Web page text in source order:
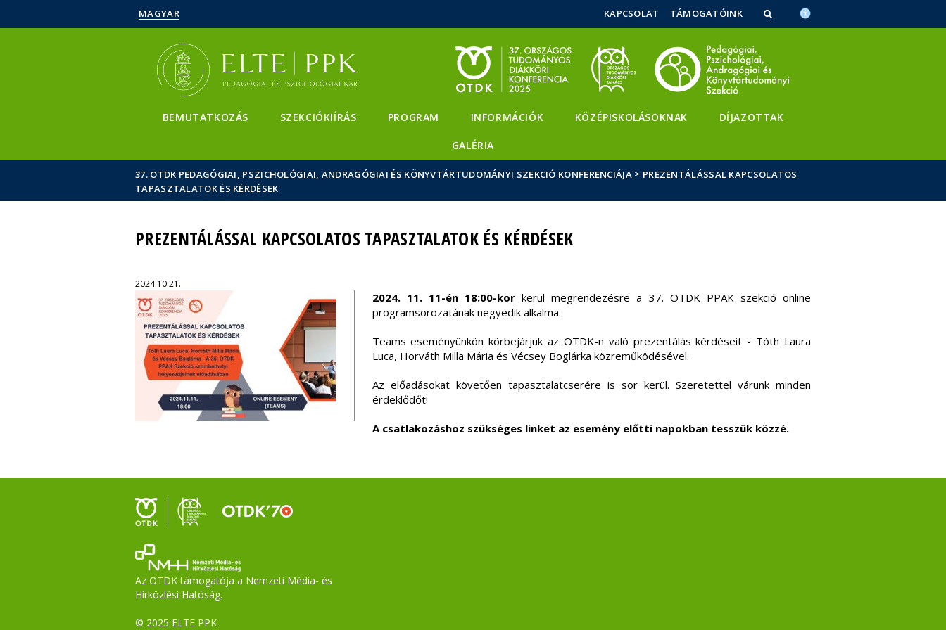
sajtóban
MAGYAR KAPCSOLAT TÁMOGATÓINK
BEMUTATKOZÁS SZEKCIÓKIÍRÁS PROGRAM INFORMÁCIÓK KÖZÉPISKOLÁSOKNAK DÍJAZOTTAK
GALÉRIA
37. OTDK PEDAGÓGIAI, PSZICHOLÓGIAI, ANDRAGÓGIAI ÉS KÖNYVTÁRTUDOMÁNYI SZEKCIÓ KONFERENCIÁJA > PREZENTÁLÁSSAL KAPCSOLATOS
TAPASZTALATOK ÉS KÉRDÉSEK
PREZENTÁLÁSSAL KAPCSOLATOS TAPASZTALATOK ÉS KÉRDÉSEK
2024.10.21.
2024. 11. 11-én 18:00-kor kerül megrendezésre a 37. OTDK PPAK szekció online
programsorozatának negyedik alkalma.
Teams eseményünkön körbejárjuk az OTDK-n való prezentálás kérdéseit - Tóth Laura
Luca, Horváth Milla Mária és Vécsey Boglárka közreműködésével.
Az előadásokat követően tapasztalatcserére is sor kerül. Szeretettel várunk minden
érdeklődőt!
A csatlakozáshoz szükséges linket az esemény előtti napokban tesszük közzé.
Az OTDK támogatója a Nemzeti Média- és
Hírközlési Hatóság.
© 2025 ELTE PPK